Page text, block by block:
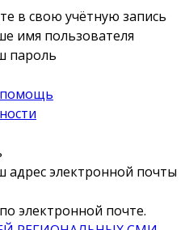
в свою учётную запись
имя пользователя
пароль
помощь
адрес электронной почты
электронной почте.